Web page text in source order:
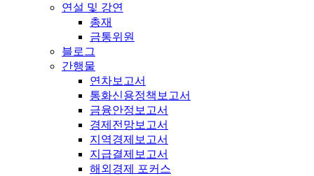
연설 및 강연
총재
금통위원
블로그
간행물
연차보고서
통화신용정책보고서
금융안정보고서
경제전망보고서
지역경제보고서
지급결제보고서
해외경제 포커스